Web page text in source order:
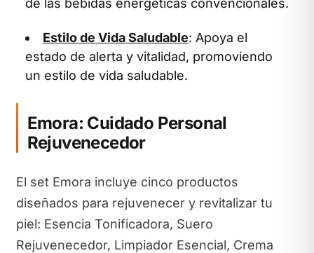
Estilo de Vida Saludable: Apoya el
estado de alerta y vitalidad, promoviendo
un estilo de vida saludable.
Emora: Cuidado Personal
Rejuvenecedor
El set Emora incluye cinco productos
diseñados para rejuvenecer y revitalizar tu
piel: Esencia Tonificadora, Suero
Rejuvenecedor, Limpiador Esencial, Crema